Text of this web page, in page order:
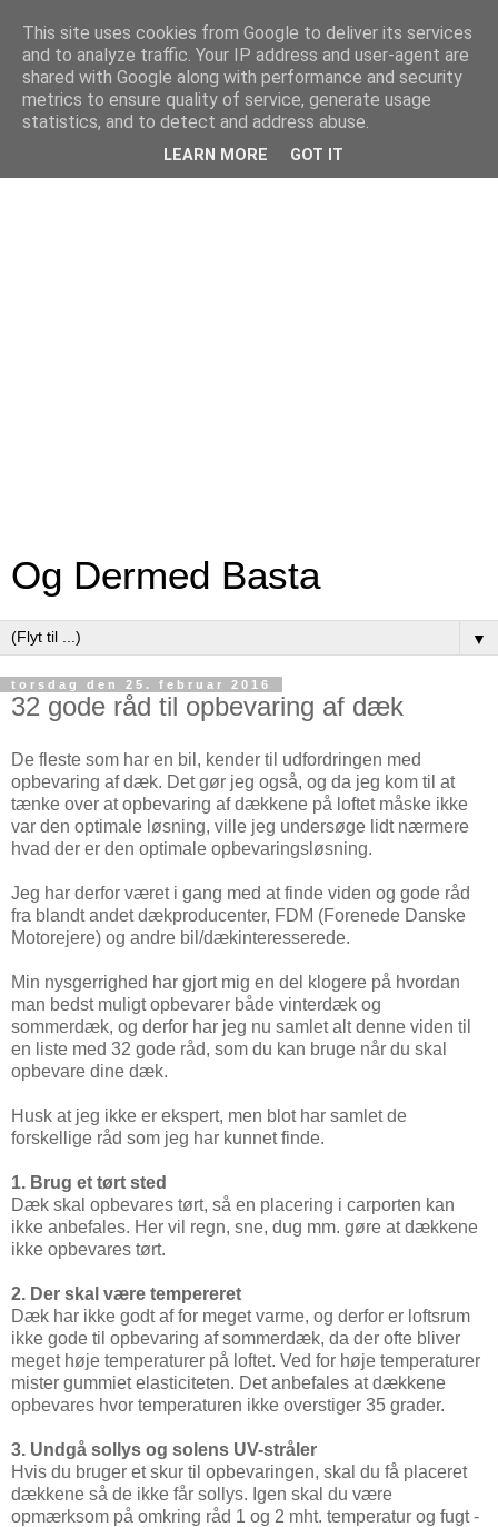
Og Dermed Basta
▼
torsdag den 25. februar 2016
32 gode råd til opbevaring af dæk
De fleste som har en bil, kender til udfordringen med
opbevaring af dæk. Det gør jeg også, og da jeg kom til at
tænke over at opbevaring af dækkene på loftet måske ikke
var den optimale løsning, ville jeg undersøge lidt nærmere
hvad der er den optimale opbevaringsløsning.
Jeg har derfor været i gang med at finde viden og gode råd
fra blandt andet dækproducenter, FDM (Forenede Danske
Motorejere) og andre bil/dækinteresserede.
Min nysgerrighed har gjort mig en del klogere på hvordan
man bedst muligt opbevarer både vinterdæk og
sommerdæk, og derfor har jeg nu samlet alt denne viden til
en liste med 32 gode råd, som du kan bruge når du skal
opbevare dine dæk.
Husk at jeg ikke er ekspert, men blot har samlet de
forskellige råd som jeg har kunnet finde.
1. Brug et tørt sted
Dæk skal opbevares tørt, så en placering i carporten kan
ikke anbefales. Her vil regn, sne, dug mm. gøre at dækkene
ikke opbevares tørt.
2. Der skal være tempereret
Dæk har ikke godt af for meget varme, og derfor er loftsrum
ikke gode til opbevaring af sommerdæk, da der ofte bliver
meget høje temperaturer på loftet. Ved for høje temperaturer
mister gummiet elasticiteten. Det anbefales at dækkene
opbevares hvor temperaturen ikke overstiger 35 grader.
3. Undgå sollys og solens UV-stråler
Hvis du bruger et skur til opbevaringen, skal du få placeret
dækkene så de ikke får sollys. Igen skal du være
opmærksom på omkring råd 1 og 2 mht. temperatur og fugt -
This site uses cookies from Google to deliver its services
and to analyze traffic. Your IP address and user-agent are
shared with Google along with performance and security
metrics to ensure quality of service, generate usage
statistics, and to detect and address abuse.
LEARN MORE GOT IT